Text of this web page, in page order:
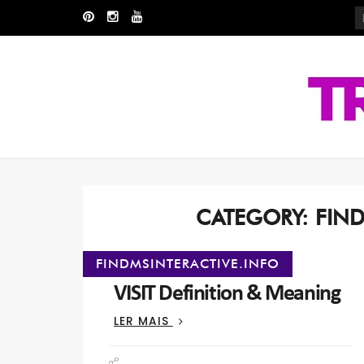
CATEGORY:
FINDMSINTERACTIVE.INFO
VISIT Definition & Meaning
LER MAIS
VISIT